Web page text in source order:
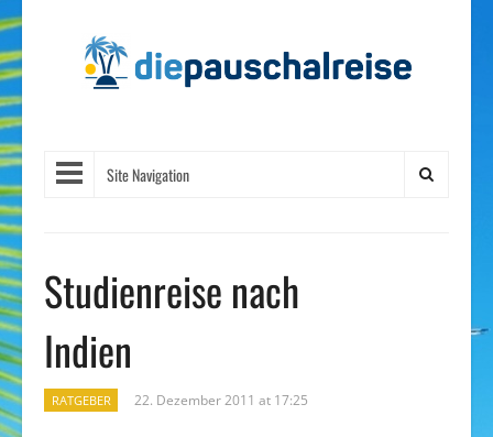
Site Navigation
Studienreise nach
Indien
RATGEBER 22. Dezember 2011 at 17:25